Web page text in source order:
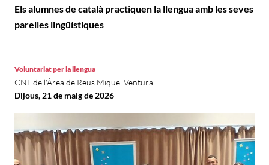
Els alumnes de català practiquen la llengua amb les seves
parelles lingüístiques
Voluntariat per la llengua
CNL de l'Àrea de Reus Miquel Ventura
Dijous, 21 de maig de 2026